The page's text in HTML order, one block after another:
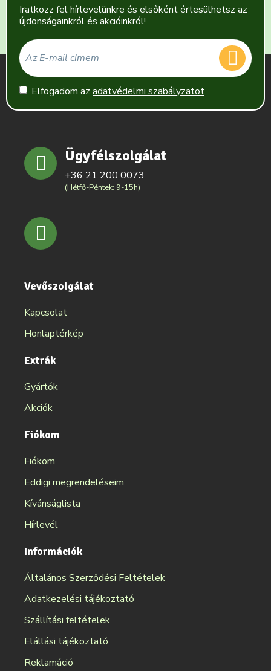
Iratkozz fel hírlevelünkre és elsőként értesülhetsz az
újdonságainkról és akcióinkról!
Elfogadom az adatvédelmi szabályzatot
Ügyfélszolgálat
+36 21 200 0073
(Hétfő-Péntek: 9-15h)
Vevőszolgálat
Kapcsolat
Honlaptérkép
Extrák
Gyártók
Akciók
Fiókom
Fiókom
Eddigi megrendeléseim
Kívánságlista
Hírlevél
Információk
Általános Szerződési Feltételek
Adatkezelési tájékoztató
Szállítási feltételek
Elállási tájékoztató
Reklamáció